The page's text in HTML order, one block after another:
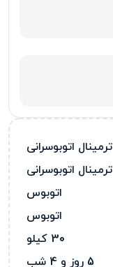
ترمینال اتوبوسرانی
ترمینال اتوبوسرانی
اتوبوس
اتوبوس
30 کیلو
5 روز و 4 شب